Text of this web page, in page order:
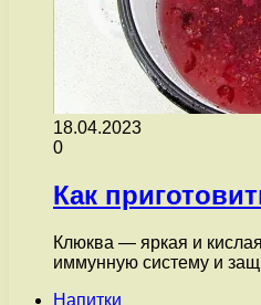
18.04.2023
0
Как
Клюква — яркая и
иммунную систему и
Напитки